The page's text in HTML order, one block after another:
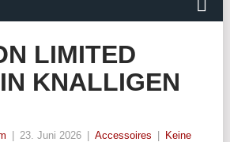
LIMITED
KNALLIGEN
23. Juni 2026 Accessoires
Keine